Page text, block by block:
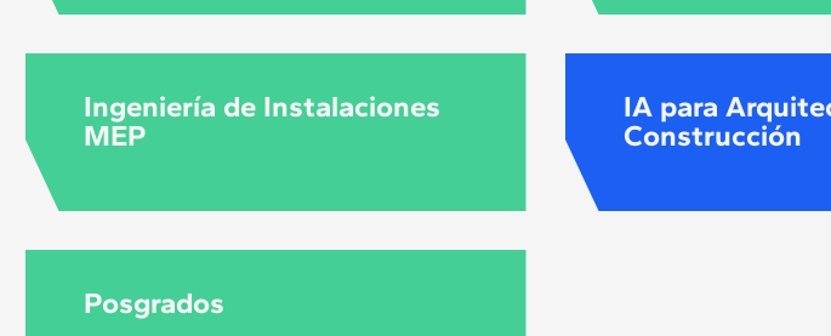
Ingeniería de Instalaciones
MEP
IA para
Construcción
Posgrados